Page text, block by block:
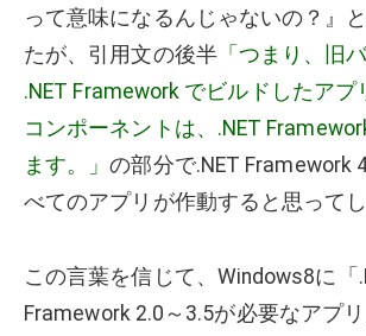
って意味になるんじゃないの？』
たが、引用文の後半「つまり、旧
.NET Framework でビルドしたアプ
コンポーネントは、.NET
ます。」の部分で.NET Framework
べてのアプリが作動すると思ってし
この言葉を信じて、Windows8に「
Framework 2.0～3.5が必要なアプ